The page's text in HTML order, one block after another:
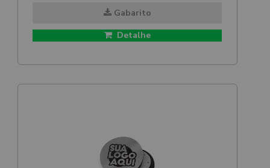
Gabarito
Detalhe